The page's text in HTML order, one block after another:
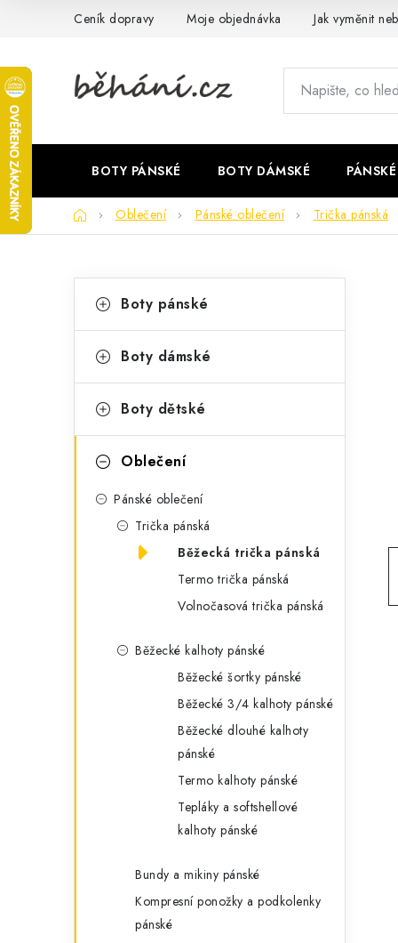
Ceník dopravy Moje objednávka Jak vyměnit
BOTY PÁNSKÉ BOTY DÁMSKÉ
DomůOblečení Pánské oblečení Trička pánská
o
t
r
kategorie
a
e
o
Boty pánské
Boty dámské
Boty dětské
Oblečení
Pánské oblečení
Trička pánská
Běžecká trička pánská
Termo trička pánská
Volnočasová trička pánská
Běžecké kalhoty pánské
Běžecké šortky pánské
Běžecké 3/4 kalhoty pánské
Běžecké dlouhé kalhoty
pánské
Termo kalhoty pánské
Tepláky a softshellové
kalhoty pánské
Bundy a mikiny pánské
Kompresní ponožky a podkolenky
pánské